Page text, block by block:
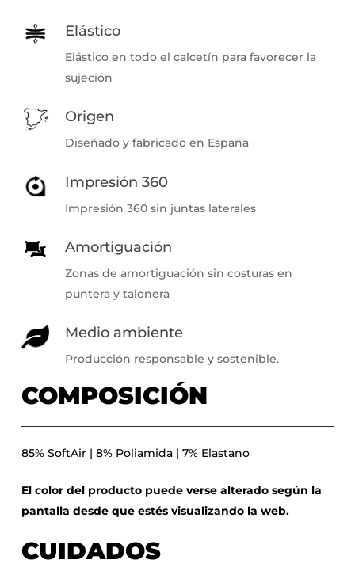
Elástico
Elástico en todo el calcetín para favorecer la
sujeción
Origen
Diseñado y fabricado en España
Impresión 360
Impresión 360 sin juntas laterales
Amortiguación
Zonas de amortiguación sin costuras en
puntera y talonera
Medio ambiente
Producción responsable y sostenible.
COMPOSICIÓN
85% SoftAir | 8% Poliamida | 7% Elastano
El color del producto puede verse alterado según la
pantalla desde que estés visualizando la web.
CUIDADOS